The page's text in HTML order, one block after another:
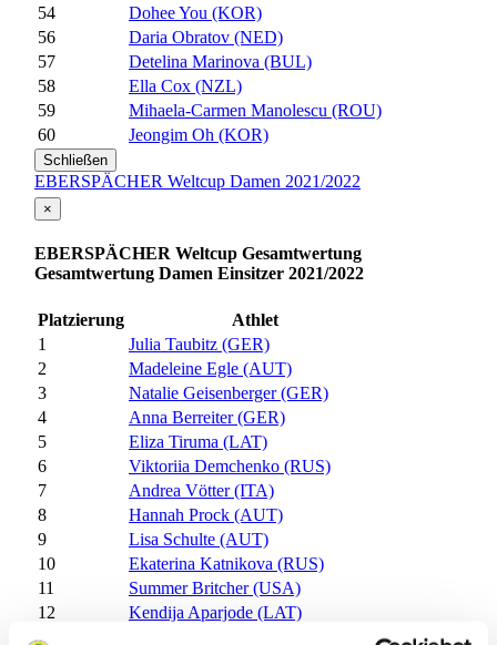
54
Dohee You (KOR)
56
Daria Obratov (NED)
57
Detelina Marinova (BUL)
58
Ella Cox (NZL)
59
Mihaela-Carmen Manolescu (ROU)
60
Jeongim Oh (KOR)
Schließen
EBERSPÄCHER Weltcup Damen 2021/2022
×
EBERSPÄCHER Weltcup Gesamtwertung
Gesamtwertung Damen Einsitzer 2021/2022
Platzierung
Athlet
1
Julia Taubitz (GER)
2
Madeleine Egle (AUT)
3
Natalie Geisenberger (GER)
4
Anna Berreiter (GER)
5
Eliza Tiruma (LAT)
6
Viktoriia Demchenko (RUS)
7
Andrea Vötter (ITA)
8
Hannah Prock (AUT)
9
Lisa Schulte (AUT)
10
Ekaterina Katnikova (RUS)
11
Summer Britcher (USA)
12
Kendija Aparjode (LAT)
13